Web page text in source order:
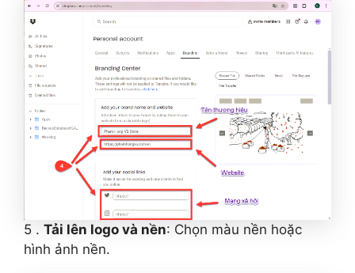
5 . Tải lên logo và nền: Chọn màu nền hoặc
hình ảnh nền.